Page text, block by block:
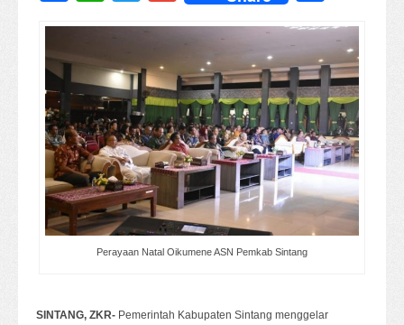
Perayaan Natal Oikumene ASN Pemkab Sintang
SINTANG, ZKR- Pemerintah Kabupaten Sintang menggelar